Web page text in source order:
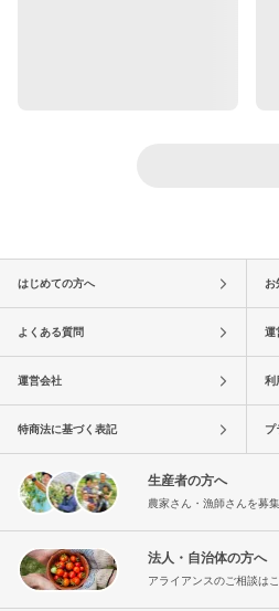
はじめての方へ お
よくある質問 運
運営会社 利
特商法に基づく表記 プ
生産者の方へ
農家さん・漁師さんを募
法人・自治体の方へ
アライアンスのご相談は